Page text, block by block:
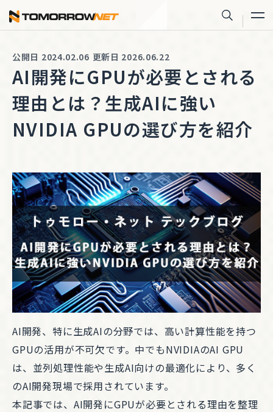
株式会社トゥモロー・ネット
サイト内
公開日 2024.02.06 更新日 2026.06.22
AI開発にGPUが必要とされる
理由とは？生成AIに強い
NVIDIA GPUの選び方を紹介
AI開発、特に生成AIの分野では、高い計算性能を持つ
GPUの活用が不可欠です。中でもNVIDIAのAI GPU
は、並列処理性能や生成AI向けの最適化により、多く
のAI開発現場で採用されています。
本記事では、AI開発にGPUが必要とされる理由を整理